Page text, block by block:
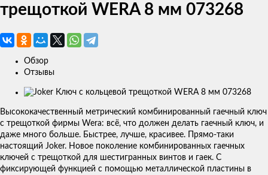
трещоткой WERA 8 мм 073268
Обзор
Отзывы
Изображения
товаров
Высококачественный метрический комбинированный гаечный ключ
с трещоткой фирмы Wera: всё, что должен делать гаечный ключ, и
даже много больше. Быстрее, лучше, красивее. Прямо-таки
настоящий Joker. Новое поколение комбинированных гаечных
ключей с трещоткой для шестигранных винтов и гаек. С
фиксирующей функцией с помощью металлической пластины в